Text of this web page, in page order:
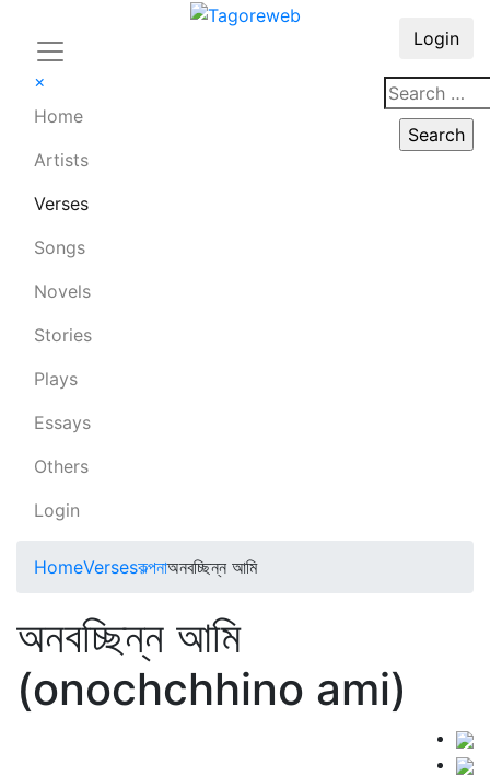
×
Home
Artists
Verses
Songs
Novels
Stories
Plays
Essays
Others
Login
Login
HomeVersesকল্পনাঅনবচ্ছিন্ন আমি
অনবচ্ছিন্ন আমি
(onochchhino ami)